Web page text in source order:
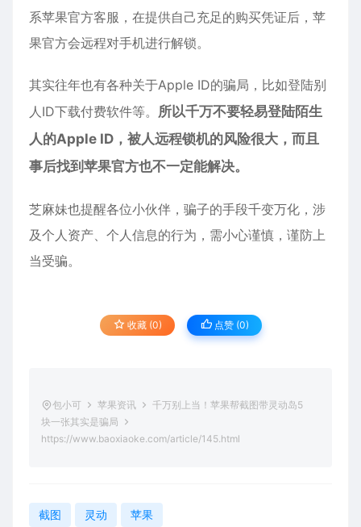
系苹果官方客服，在提供自己充足的购买凭证后，苹
果官方会远程对手机进行解锁。
其实往年也有各种关于Apple ID的骗局，比如登陆别
人ID下载付费软件等。 所以千万不要轻易登陆陌生
人的Apple ID，被人远程锁机的风险很大，而且
事后找到苹果官方也不一定能解决。
芝麻妹也提醒各位小伙伴，骗子的手段千变万化，涉
及个人资产、个人信息的行为，需小心谨慎，谨防上
当受骗。
收藏 (0) 点赞 (0)
包小可 苹果资讯
千万别上当！苹果帮截图带灵动岛5
块一张其实是骗局
https://www.baoxiaoke.com/article/145.html
截图 灵动 苹果